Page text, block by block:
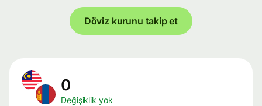
Döviz kurunu takip et
0
Değişiklik yok